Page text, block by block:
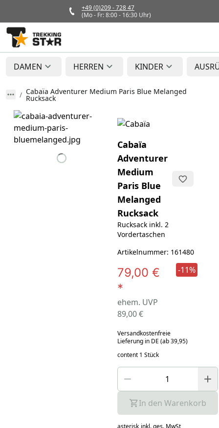
+49 (0)209 - 728 47
(Mo - Fr: 8:00 - 16:30 Uhr)
DAMEN HERREN KINDER
Cabaïa Adventurer Medium Paris Blue Melanged
Rucksack
Cabaïa
Adventurer
Medium
Paris Blue
Melanged
Rucksack
Rucksack inkl. 2
Vordertaschen
Artikelnummer: 161480
79,00 €
*
ehem. UVP
89,00 €
-11%
Versandkostenfreie
Lieferung in DE (ab 39,95)
content 1 Stück
In den Warenkorb
asterisk inkl. ges. MwSt